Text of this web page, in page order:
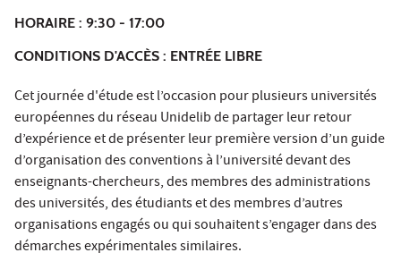
HORAIRE : 9:30 - 17:00
CONDITIONS D'ACCÈS : ENTRÉE LIBRE
Cet journée d'étude est l’occasion pour plusieurs universités
européennes du réseau Unidelib de partager leur retour
d’expérience et de présenter leur première version d’un guide
d’organisation des conventions à l’université devant des
enseignants-chercheurs, des membres des administrations
des universités, des étudiants et des membres d’autres
organisations engagés ou qui souhaitent s’engager dans des
démarches expérimentales similaires.